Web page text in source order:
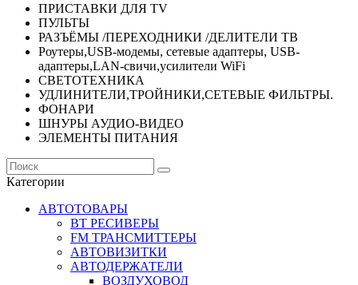
ПРИСТАВКИ ДЛЯ TV
ПУЛЬТЫ
РАЗЪЁМЫ /ПЕРЕХОДНИКИ /ДЕЛИТЕЛИ ТВ
Роутеры,USB-модемы, сетевые адаптеры, USB-
адаптеры,LAN-свичи,усилители WiFi
СВЕТОТЕХНИКА
УДЛИНИТЕЛИ,ТРОЙНИКИ,СЕТЕВЫЕ ФИЛЬТРЫ.
ФОНАРИ
ШНУРЫ АУДИО-ВИДЕО
ЭЛЕМЕНТЫ ПИТАНИЯ
Категории
АВТОТОВАРЫ
BT РЕСИВЕРЫ
FM ТРАНСМИТТЕРЫ
АВТОВИЗИТКИ
АВТОДЕРЖАТЕЛИ
ВОЗДУХОВОД